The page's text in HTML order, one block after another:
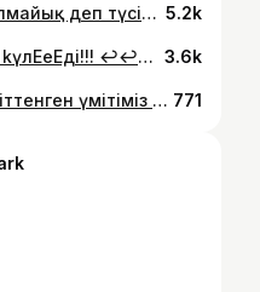
⭕️ трЕЕЕНД ⭕️ ⠀ Бізде қалмайық деп түсірдік. От души қарап😃🤚🏽, лайк❤️ басып, коментарий🖍 жазып кет. От души🤝 ⠀ ________________________________ #тренд2020 #тикток #қазақстан #сико #ЕеЕ #видеосик #уральск #орал #видео #милыйтамада #друган #круган #вруган #мруган #лайк #сохрани #коментарии 5.2k
Маfaн kЕеЕйбір аgамgар kүлЕеЕді!!! ↩️↩️↩️ "Блогер болып кеткенсінба немене?" "Не шайіп жүрсін?" т.с.с. Ештене етпес. 🤷‍♂️Бұрында көлік айдауға права алам дегенде күлген. Неменеге керек бәрібір машина айдау білмейсін деп. Ал қазір Аллаға шүкір біршама машина ауыстырып та үлгердім. Режиссер боламын дедім. "Сенің қолыннан келеме?" "Шаймаш"- дегендер көп болды. Болдым. Болғанда да қандай. Аллаға шүкір! 💁‍♂️ Басқалары емес именно достарым "ЕЕЕ қалайсын"- деп күлді. (💫Күле берсін💫) Инстаграмда маған дайректке кадімгідей жазатын адамдар бар. Фанатизм бар. Сізге қосыламын ЕЕЕ боламын дегенде бір жағынан қызық болып та қаласын😇 бір күні біреуі жазды. Екінші күні тағы біреу. Үшінші күні екеу. Солай көбейіп жатыр. Дайректке күнде неше түрлі смстар келеді. (шалқаймаймын) бәріне жауап беремін. Сөйлесемін,ақылдасамын. Өйткенң мен единствинныйларыммен арқашан біргемін. Бірге боламын. Единственный естественный активный достарым алда әлі талай қызық болады. Менімен бірге болыныздар. (әмин🤲) Армандарымыз бірге орындалсын _________________________________ #орындалсынармандар #бәріалда #арманалдамайды #милыйтамада #инстаграм #меніңжазбам #уральск #орал #аксай #казакстан #тикток #тренд2020 #карантин #қолжазба #өзойым #моимысли #жȝաⱣɌɆVƗɆ 3.6k
ҮМІТ ⠀ Көптен күткен үміттенген үмітіміз басталды. Анасына қатты сөйлеп,қызын артық көретін жігіттер қоғамда көп әрине. Әліптің соңын бағайық. Не болар екен?🤔 ⠀ Барымызша еңбектендік. Бағаласаныздар бір қуанып қалар едік. Жалғасы бар... ⠀ ~~~~~~~~~~~~~~~~~ 🎥Сапалы видео 📹жасаған Өрлен брат @photostudio_sapa Актерлар: @nake_official @sezim_serikovna @suleiman.07 @aisha_fatimaaa @asyl_khairullina ⠀ ⠀ ⠀ ______________________ #видео #инставидео #серия #инстасерия #сапа #орал #аксай #уральск #казакстан #тренд #бомба #сохрани #лайк #коментарий #анаменбала #дос #махаббат #сери #милыйтамада #башка #асабашка #тамада 771